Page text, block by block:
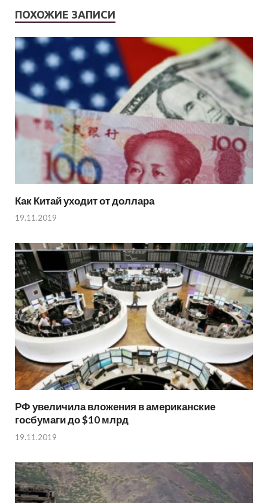
ПОХОЖИЕ ЗАПИСИ
Как Китай уходит от доллара
19.11.2019
РФ увеличила вложения в американские
госбумаги до $10 млрд
19.11.2019